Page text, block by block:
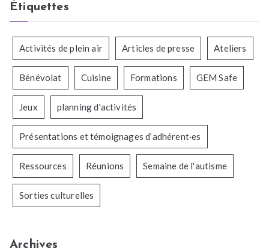
Étiquettes
Activités de plein air Articles de presse Ateliers
Bénévolat Cuisine Formations GEM Safe
Jeux planning d'activités
Présentations et témoignages d’adhérent·es
Ressources Réunions Semaine de l'autisme
Sorties culturelles
Archives